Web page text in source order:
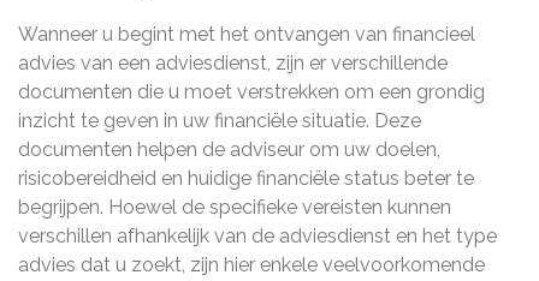
Wanneer u begint met het ontvangen van financieel
advies van een adviesdienst, zijn er verschillende
documenten die u moet verstrekken om een grondig
inzicht te geven in uw financiële situatie. Deze
documenten helpen de adviseur om uw doelen,
risicobereidheid en huidige financiële status beter te
begrijpen. Hoewel de specifieke vereisten kunnen
verschillen afhankelijk van de adviesdienst en het type
advies dat u zoekt, zijn hier enkele veelvoorkomende